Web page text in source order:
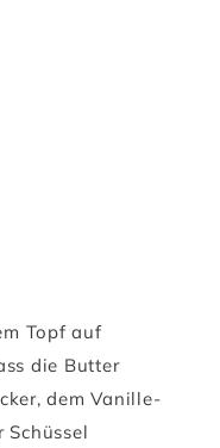
Topf auf
die Butter
dem Vanille-
Schüssel